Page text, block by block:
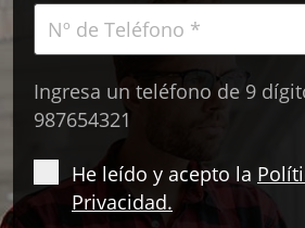
Ingresa un teléfono de 9
987654321
He leído y acepto la
Privacidad.